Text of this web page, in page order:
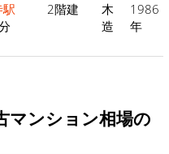
2階建
木
造
1986
年
マンション相場の